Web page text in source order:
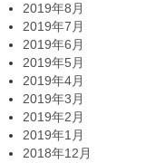
2019年8月
2019年7月
2019年6月
2019年5月
2019年4月
2019年3月
2019年2月
2019年1月
2018年12月